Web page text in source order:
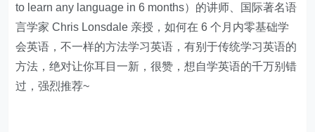
to learn any language in 6 months）的讲师、国际著名语
言学家 Chris Lonsdale 亲授，如何在 6 个月内零基础学
会英语，不一样的方法学习英语，有别于传统学习英语的
方法，绝对让你耳目一新，很赞，想自学英语的千万别错
过，强烈推荐~